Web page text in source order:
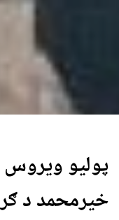
پولیو
خیرمحمد د